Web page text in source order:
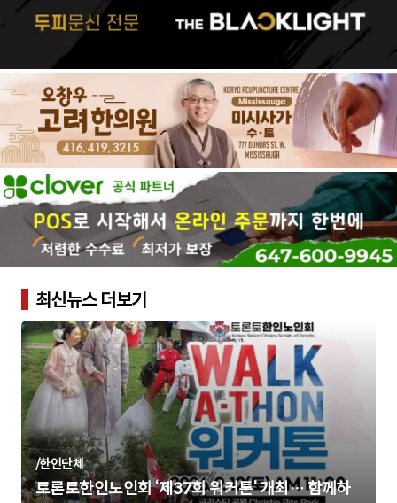
최신뉴스 더보기
/한인단체
토론토한인노인회 ‘제37회 워커톤’ 개최… 함께하